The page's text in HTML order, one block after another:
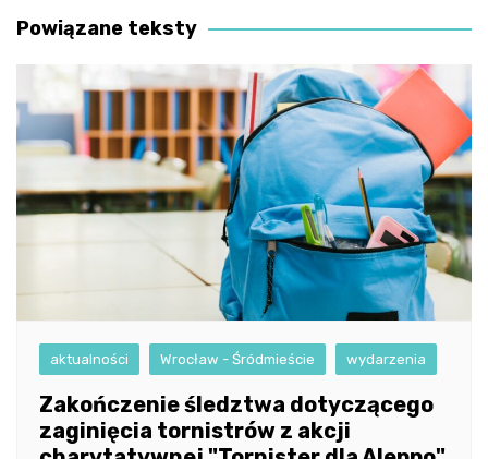
Powiązane teksty
aktualności Wrocław - Śródmieście wydarzenia
Zakończenie śledztwa dotyczącego
zaginięcia tornistrów z akcji